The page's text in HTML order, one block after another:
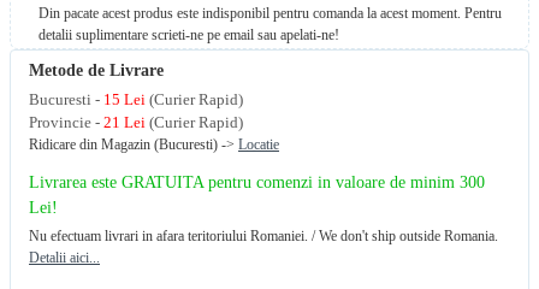
Metode de Livrare
Bucuresti - 15 Lei (Curier Rapid)
Provincie - 21 Lei (Curier Rapid)
Ridicare din Magazin (Bucuresti) -> Locatie
Livrarea este GRATUITA pentru comenzi in valoare de minim 300
Lei!
Nu efectuam livrari in afara teritoriului Romaniei. / We don't ship outside Romania.
Detalii aici...
Din pacate acest produs este indisponibil pentru comanda la acest moment. Pentru
detalii suplimentare scrieti-ne pe email sau apelati-ne!